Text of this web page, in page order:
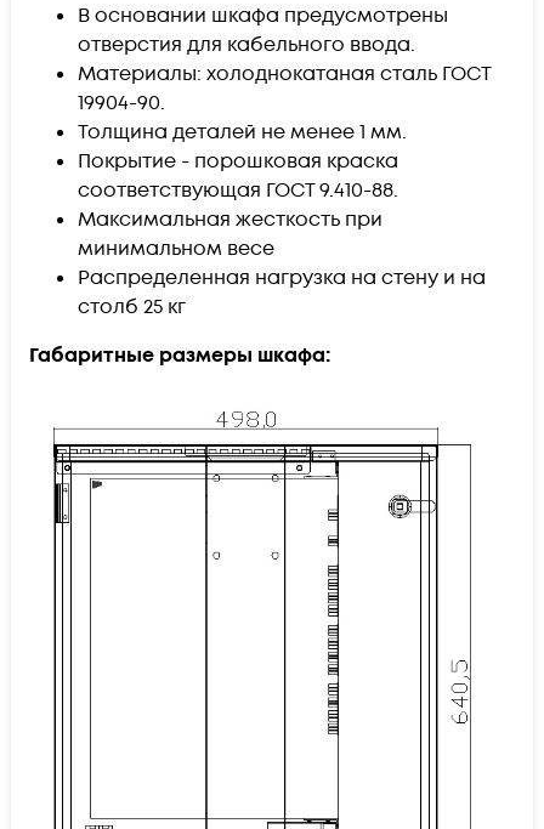
В основании шкафа предусмотрены
отверстия для кабельного ввода.
Материалы: холоднокатаная сталь ГОСТ
19904-90.
Толщина деталей не менее 1 мм.
Покрытие - порошковая краска
соответствующая ГОСТ 9.410-88.
Максимальная жесткость при
минимальном весе
Распределенная нагрузка на стену и на
столб 25 кг
Габаритные размеры шкафа: